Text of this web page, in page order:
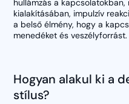
hullámzás a kapcsolatokban,
kialakításában, impulzív
a belső élmény, hogy a
menedéket és veszélyforrást.
Hogyan alakul ki a
stílus?